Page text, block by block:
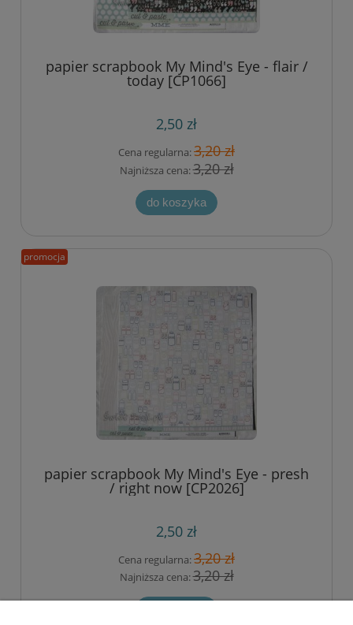
papier scrapbook My Mind's Eye - flair /
today [CP1066]
2,50 zł
Cena regularna:3,20 zł
Najniższa cena:3,20 zł
do koszyka
papier scrapbook My Mind's Eye - presh
/ right now [CP2026]
2,50 zł
Cena regularna:3,20 zł
Najniższa cena:3,20 zł
promocja